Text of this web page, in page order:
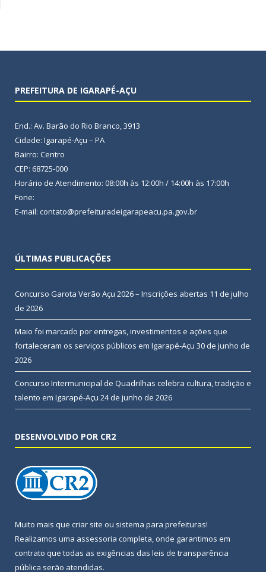
PREFEITURA DE IGARAPÉ-AÇU
End.: Av. Barão do Rio Branco, 3913
Cidade: Igarapé-Açu – PA
Bairro: Centro
CEP: 68725-000
Horário de Atendimento: 08:00h às 12:00h / 14:00h às 17:00h
Fone:
E-mail: contato@prefeituradeigarapeacu.pa.gov.br
ÚLTIMAS PUBLICAÇÕES
Concurso Garota Verão Açu 2026 – Inscrições abertas 11 de julho
de 2026
Maio foi marcado por entregas, investimentos e ações que
fortaleceram os serviços públicos em Igarapé-Açu 30 de junho de
2026
Concurso Intermunicipal de Quadrilhas celebra cultura, tradição e
talento em Igarapé-Açu 24 de junho de 2026
DESENVOLVIDO POR CR2
Muito mais que criar site ou sistema para prefeituras!
Realizamos uma assessoria completa, onde garantimos em
contrato que todas as exigências das leis de transparência
pública serão atendidas.